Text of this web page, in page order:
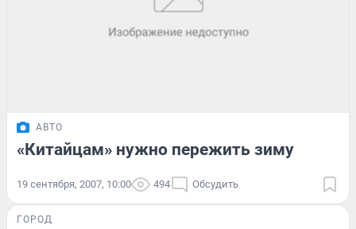
АВТО
«Китайцам» нужно пережить зиму
19 сентября, 2007, 10:00 494 Обсудить
ГОРОД